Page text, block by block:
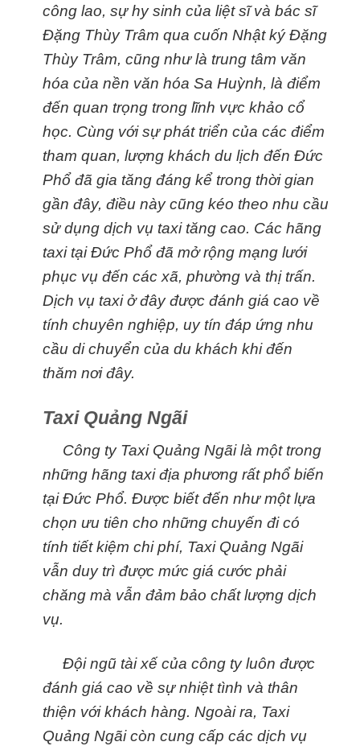
công lao, sự hy sinh của liệt sĩ và bác sĩ
Đặng Thùy Trâm qua cuốn Nhật ký Đặng
Thùy Trâm, cũng như là trung tâm văn
hóa của nền văn hóa Sa Huỳnh, là điểm
đến quan trọng trong lĩnh vực khảo cổ
học. Cùng với sự phát triển của các điểm
tham quan, lượng khách du lịch đến Đức
Phổ đã gia tăng đáng kể trong thời gian
gần đây, điều này cũng kéo theo nhu cầu
sử dụng dịch vụ taxi tăng cao. Các hãng
taxi tại Đức Phổ đã mở rộng mạng lưới
phục vụ đến các xã, phường và thị trấn.
Dịch vụ taxi ở đây được đánh giá cao về
tính chuyên nghiệp, uy tín đáp ứng nhu
cầu di chuyển của du khách khi đến
thăm nơi đây.
Taxi Quảng Ngãi
Công ty Taxi Quảng Ngãi là một trong
những hãng taxi địa phương rất phổ biến
tại Đức Phổ. Được biết đến như một lựa
chọn ưu tiên cho những chuyến đi có
tính tiết kiệm chi phí, Taxi Quảng Ngãi
vẫn duy trì được mức giá cước phải
chăng mà vẫn đảm bảo chất lượng dịch
vụ.
Đội ngũ tài xế của công ty luôn được
đánh giá cao về sự nhiệt tình và thân
thiện với khách hàng. Ngoài ra, Taxi
Quảng Ngãi còn cung cấp các dịch vụ